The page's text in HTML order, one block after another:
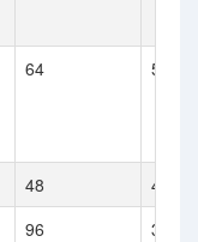
64 5.1
48
4.1
96
3.7